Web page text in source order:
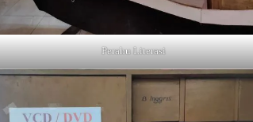
Perahu Literasi